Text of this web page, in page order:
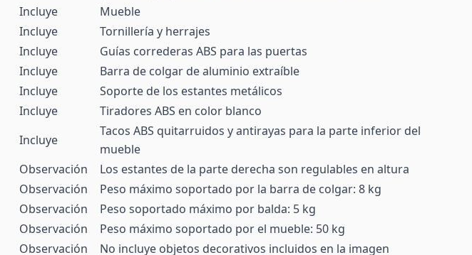
Incluye
Mueble
Incluye
Tornillería y herrajes
Incluye
Guías correderas ABS para las puertas
Incluye
Barra de colgar de aluminio extraíble
Incluye
Soporte de los estantes metálicos
Incluye
Tiradores ABS en color blanco
Incluye
Tacos ABS quitarruidos y antirayas para la parte inferior del
mueble
Observación
Los estantes de la parte derecha son regulables en altura
Observación
Peso máximo soportado por la barra de colgar: 8 kg
Observación
Peso soportado máximo por balda: 5 kg
Observación
Peso máximo soportado por el mueble: 50 kg
Observación
No incluye objetos decorativos incluidos en la imagen